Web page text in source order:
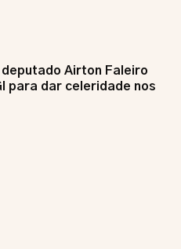
Airton Faleiro
para dar celeridade nos